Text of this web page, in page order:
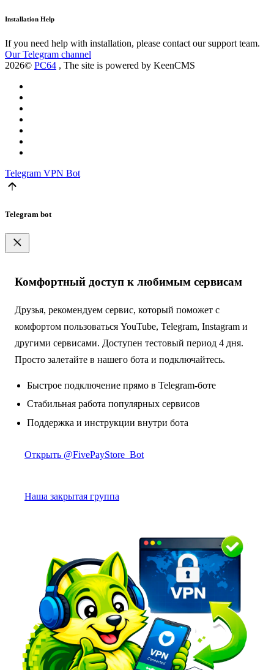
Installation Help
If you need help with installation, please contact our support team.
Our Telegram channel
2026© PC64 , The site is powered by KeenCMS
Telegram VPN Bot
Telegram bot
Комфортный доступ к любимым сервисам
Друзья, рекомендуем сервис, который поможет с
комфортом пользоваться YouTube, Telegram, Instagram и
другими сервисами. Доступен тестовый период 4 дня.
Просто залетайте в нашего бота и подключайтесь.
Быстрое подключение прямо в Telegram-боте
Стабильная работа популярных сервисов
Поддержка и инструкции внутри бота
Открыть @FivePayStore_Bot
Наша закрытая группа